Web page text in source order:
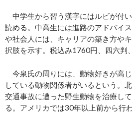
中学生から習う漢字にはルビが付
読める。中高生には進路のアドバイ
や社会人には、キャリアの築き方や
択肢を示す。税込み1760円、四六判
今泉氏の周りには、動物好きが高
している動物関係者がいるという。
交通事故に遭った野生動物を治療し
る。アメリカでは30年以上前から行